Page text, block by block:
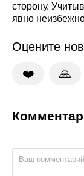
сторону.
явно
Оцените
❤️ 🙏